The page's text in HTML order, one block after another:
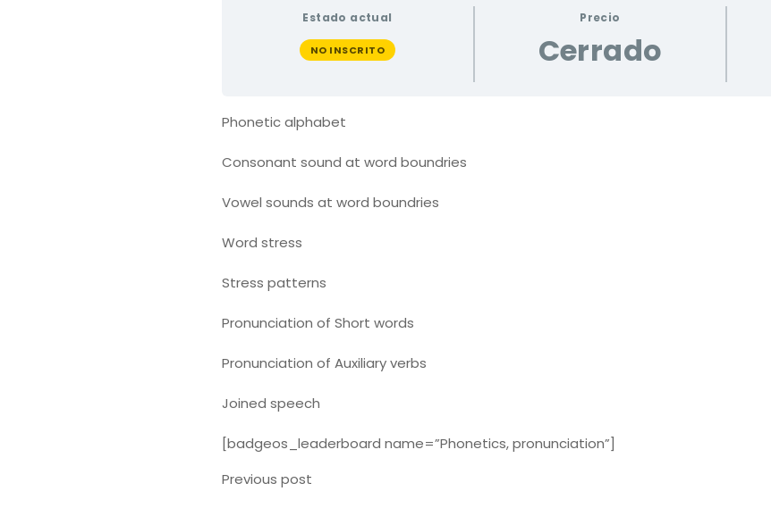
Estado actual
NO INSCRITO
Precio
Cerrado
Phonetic alphabet
Consonant sound at word boundries
Vowel sounds at word boundries
Word stress
Stress patterns
Pronunciation of Short words
Pronunciation of Auxiliary verbs
Joined speech
[badgeos_leaderboard name=”Phonetics, pronunciation”]
Previous post